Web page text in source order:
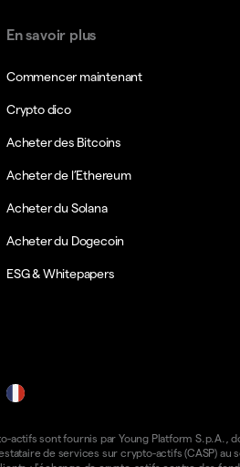
En savoir plus
Commencer maintenant
Crypto dico
Acheter des Bitcoins
Acheter de l’Ethereum
Acheter du Solana
Acheter du Dogecoin
ESG & Whitepapers
sont fournis par Young Platform S.p.A.,
de services sur crypto-actifs (CASP)